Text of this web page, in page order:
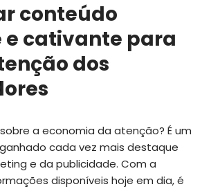
conteúdo
e cativante para
dos
a economia da atenção? É um
cada vez mais destaque
e da publicidade. Com a
disponíveis hoje em dia, é